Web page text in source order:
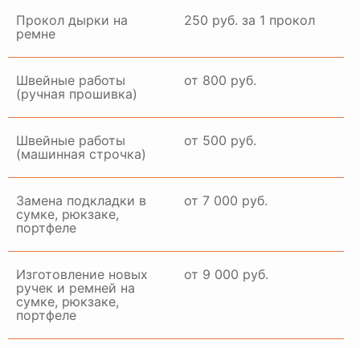
Прокол дырки на
ремне
250 руб. за 1 прокол
Швейные работы
(ручная прошивка)
от 800 руб.
Швейные работы
(машинная строчка)
от 500 руб.
Замена подкладки в
сумке, рюкзаке,
портфеле
от 7 000 руб.
Изготовление новых
ручек и ремней на
сумке, рюкзаке,
портфеле
от 9 000 руб.